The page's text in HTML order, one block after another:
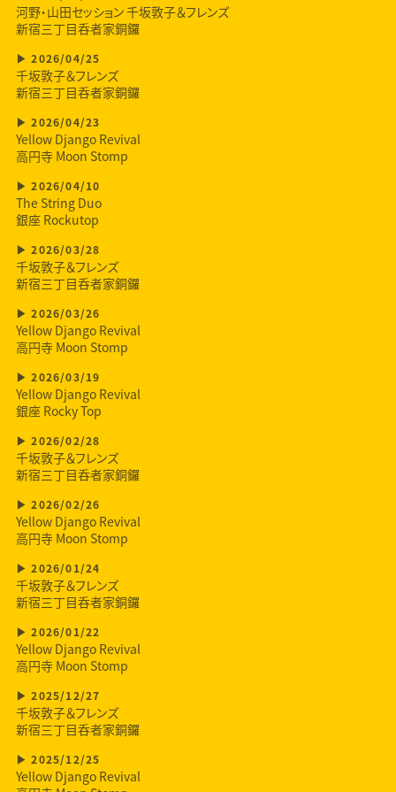
河野・山田セッション 千坂敦子＆フレンズ
新宿三丁目呑者家銅鑼
2026/04/25
千坂敦子＆フレンズ
新宿三丁目呑者家銅鑼
2026/04/23
Yellow Django Revival
高円寺 Moon Stomp
2026/04/10
The String Duo
銀座 Rockutop
2026/03/28
千坂敦子＆フレンズ
新宿三丁目呑者家銅鑼
2026/03/26
Yellow Django Revival
高円寺 Moon Stomp
2026/03/19
Yellow Django Revival
銀座 Rocky Top
2026/02/28
千坂敦子＆フレンズ
新宿三丁目呑者家銅鑼
2026/02/26
Yellow Django Revival
高円寺 Moon Stomp
2026/01/24
千坂敦子＆フレンズ
新宿三丁目呑者家銅鑼
2026/01/22
Yellow Django Revival
高円寺 Moon Stomp
2025/12/27
千坂敦子＆フレンズ
新宿三丁目呑者家銅鑼
2025/12/25
Yellow Django Revival